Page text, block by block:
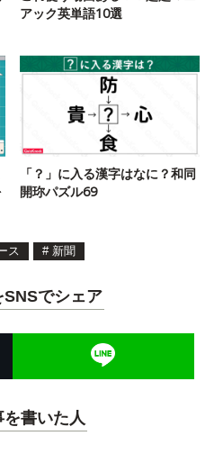
アック英単語10選
「？」に入る漢字はなに？和同
開珎パズル69
ス # 新聞
SNSでシェア
を書いた人